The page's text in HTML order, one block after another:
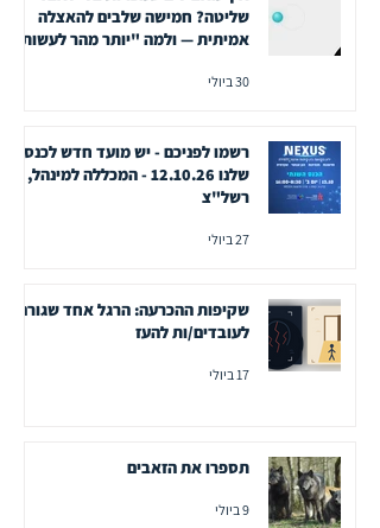
שליטה? חמישה שלבים להאצלה
אמיתית — ולמה "יותר מהר לעשות
30 ביולי
רשמו לפניכם - יש מועד חדש לכנס
שלנו 12.10.26 - המכללה למינהל,
רשל"צ
27 ביולי
שקיפות ההכרעה: הרגל אחד שגורם
לעובדים/ות להעז
17 ביולי
תספרו את הזאבים
9 ביולי